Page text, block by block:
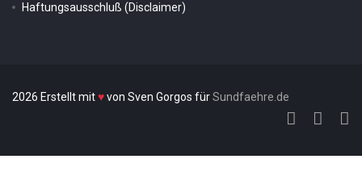
Haftungsausschluß (Disclaimer)
2026 Erstellt mit♥von Sven Gorgos fürSundfaehre.de